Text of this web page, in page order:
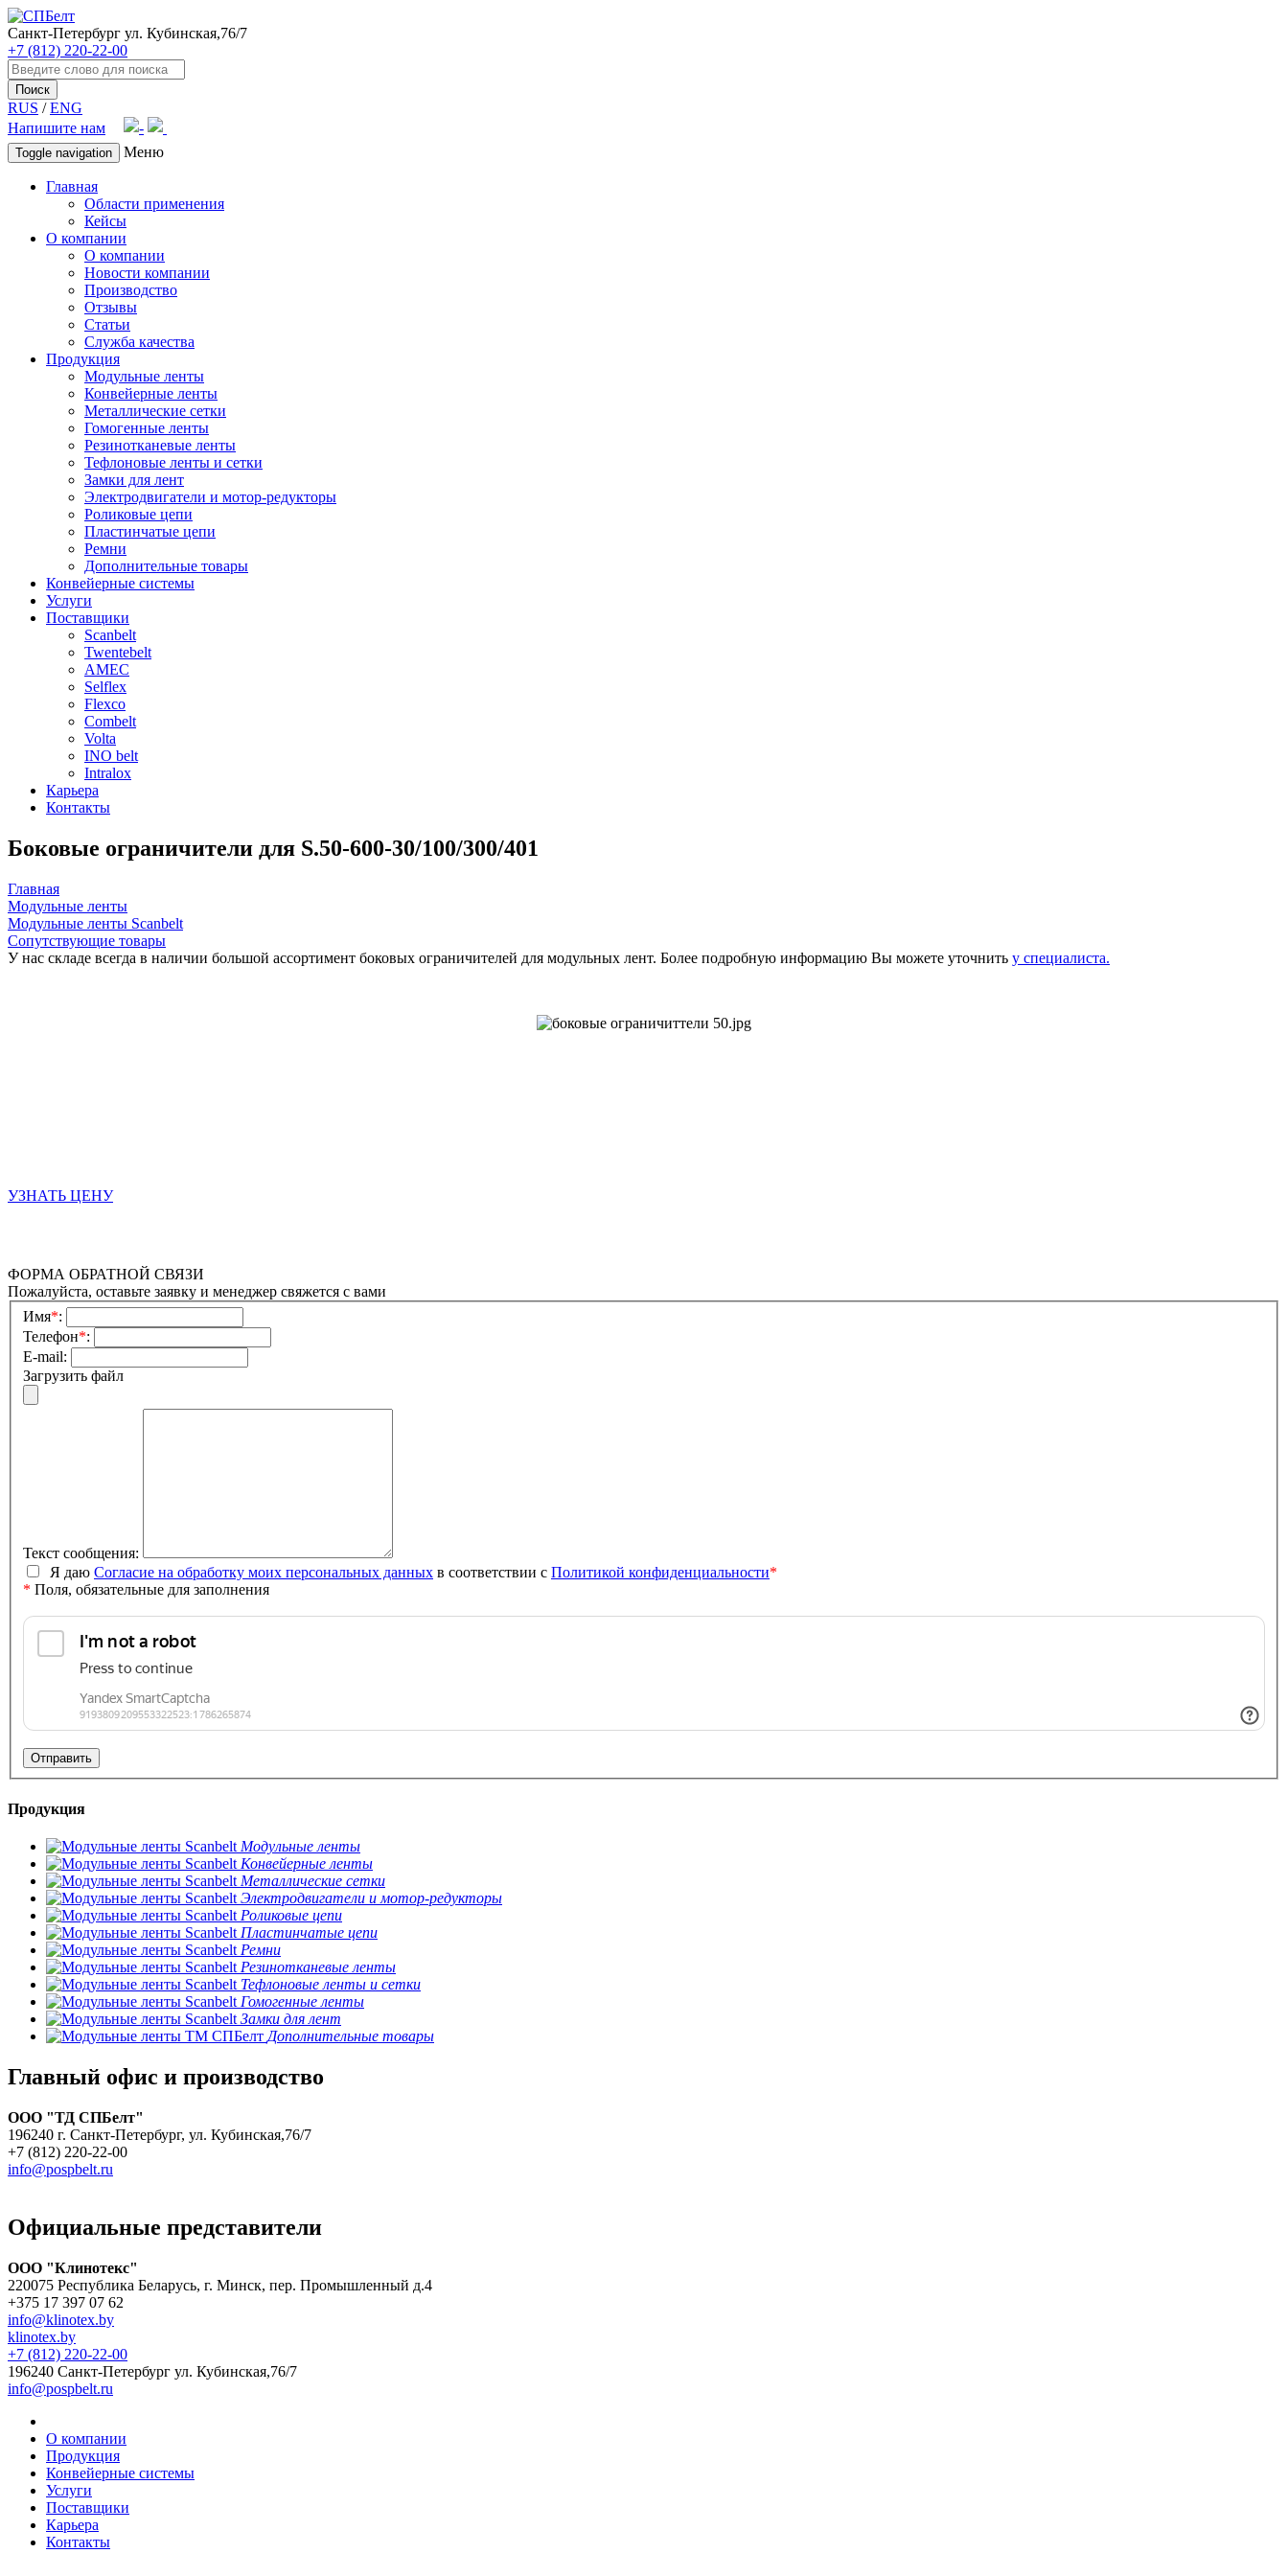
Санкт-Петербург ул. Кубинская,76/7
+7 (812) 220-22-00
Поиск
RUS /ENG
Напишите нам
Toggle navigation Меню
Главная
Области применения
Кейсы
О компании
О компании
Новости компании
Производство
Отзывы
Статьи
Служба качества
Продукция
Модульные ленты
Конвейерные ленты
Металлические сетки
Гомогенные ленты
Резинотканевые ленты
Тефлоновые ленты и сетки
Замки для лент
Электродвигатели и мотор-редукторы
Роликовые цепи
Пластинчатые цепи
Ремни
Дополнительные товары
Конвейерные системы
Услуги
Поставщики
Scanbelt
Twentebelt
АMEC
Selflex
Flexco
Combelt
Volta
INO belt
Intralox
Карьера
Контакты
Боковые ограничители для S.50-600-30/100/300/401
Главная
Модульные ленты
Модульные ленты Scanbelt
Сопутствующие товары
У нас складе всегда в наличии большой ассортимент боковых ограничителей для модульных лент. Более подробную информацию Вы можете уточнить у специалиста.
УЗНАТЬ ЦЕНУ
ФОРМА ОБРАТНОЙ СВЯЗИ
Пожалуйста, оставьте заявку и менеджер свяжется с вами
Имя*:
Телефон*:
E-mail:
Загрузить файл
Текст сообщения:
Я даю Согласие на обработку моих персональных данных в соответствии с Политикой конфиденциальности*
* Поля, обязательные для заполнения
Продукция
Модульные ленты
Конвейерные ленты
Металлические сетки
Электродвигатели и мотор-редукторы
Роликовые цепи
Пластинчатые цепи
Ремни
Резинотканевые ленты
Тефлоновые ленты и сетки
Гомогенные ленты
Замки для лент
Дополнительные товары
Главный офис и производство
ООО "ТД СПБелт"
196240 г. Санкт-Петербург, ул. Кубинская,76/7
+7 (812) 220-22-00
info@pospbelt.ru
Официальные представители
ООО "Клинотекс"
220075 Республика Беларусь, г. Минск, пер. Промышленный д.4
+375 17 397 07 62
info@klinotex.by
klinotex.by
+7 (812) 220-22-00
196240 Санкт-Петербург ул. Кубинская,76/7
info@pospbelt.ru
О компании
Продукция
Конвейерные системы
Услуги
Поставщики
Карьера
Контакты